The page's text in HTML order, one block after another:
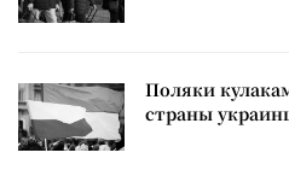
Поляки
страны